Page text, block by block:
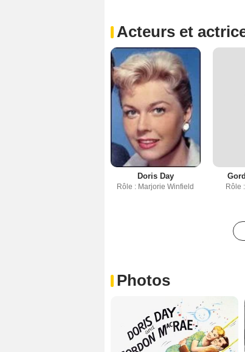
Acteurs et
Doris Day
Rôle : Marjorie Winfield Rôle
Photos